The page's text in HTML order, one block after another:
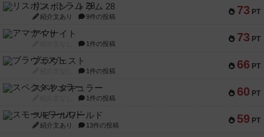
73 PT
リスボン・トラム 28
紹介文あり 9件の投稿
73 PT
アマナイト
1件の投稿
66 PT
ブラヴェスト
1件の投稿
60 PT
スペクタキュラー
1件の投稿
59 PT
スモールワールド
紹介文あり 13件の投稿